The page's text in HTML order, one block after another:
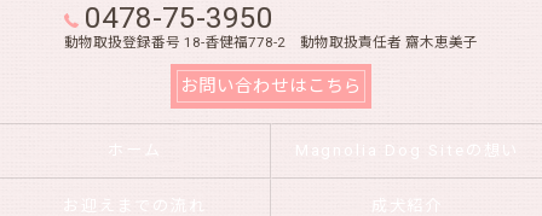
0478-75-3950
動物取扱登録番号 18-香健福778-2 動物取扱責任者 齋木恵美子
お問い合わせはこちら
ホーム Magnolia Dog Siteの想い
お迎えまでの流れ 成犬紹介